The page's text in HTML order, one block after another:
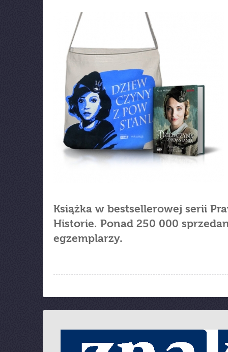
Książka w bestsellerowej serii
Historie. Ponad 250 000
egzemplarzy.